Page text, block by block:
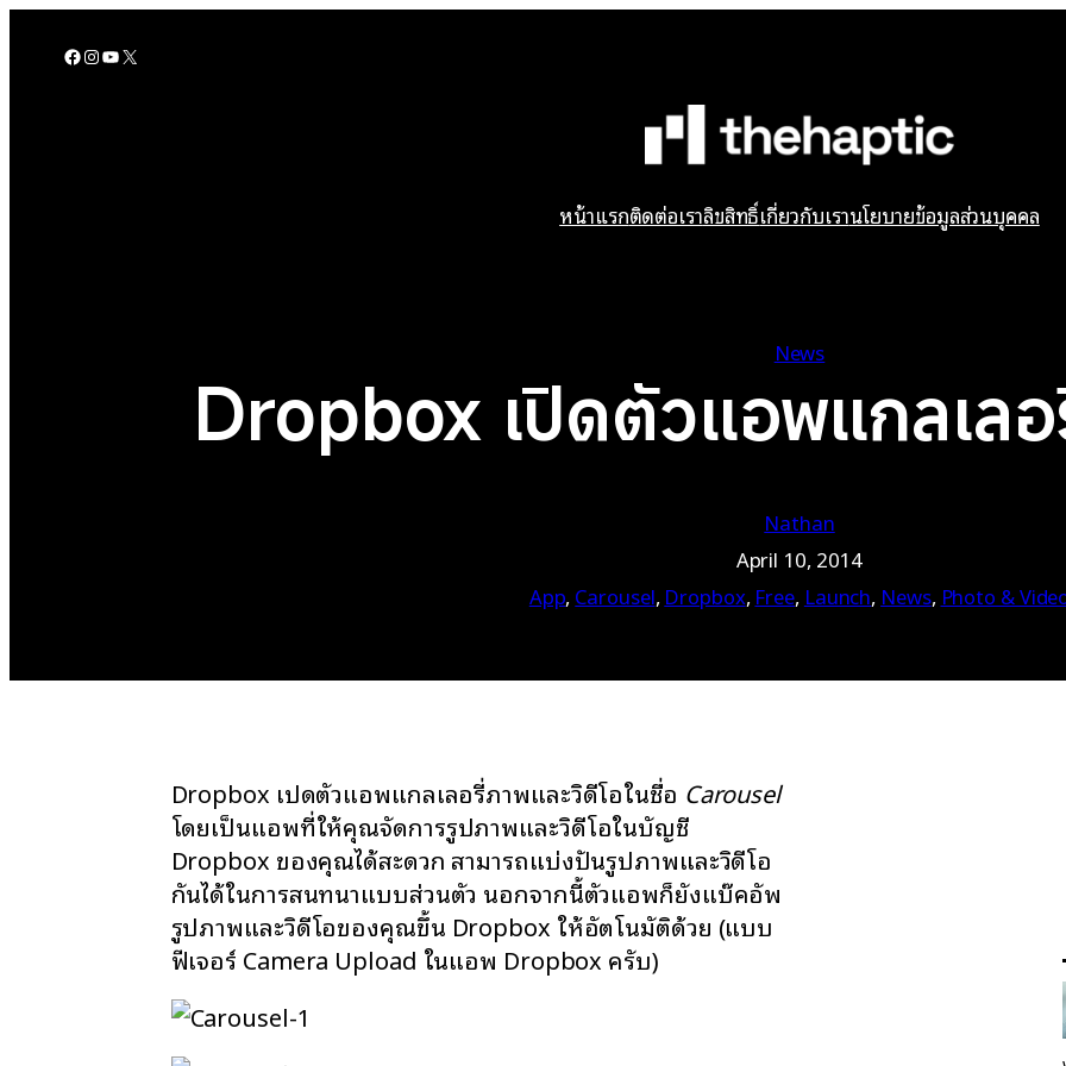
Facebook InstagramYouTube X
หน้าแรกติดต่อเราลิขสิทธิ์เกี่ยวกับเรานโยบายข้อมูลส่วนบุคคล
News
Dropbox เปิดตัวแอพแกลเล
Nathan
April 10, 2014
App, Carousel, Dropbox, Free, Launch, News, Photo &
Dropbox เปิดตัวแอพแกลเลอรี่ภาพและวิดีโอในชื่อ Carousel
โดยเป็นแอพที่ให้คุณจัดการรูปภาพและวิดีโอในบัญชี
Dropbox ของคุณได้สะดวก สามารถแบ่งปันรูปภาพและวิดีโอ
กันได้ในการสนทนาแบบส่วนตัว นอกจากนี้ตัวแอพก็ยังแบ๊คอัพ
รูปภาพและวิดีโอของคุณขึ้น Dropbox ให้อัตโนมัติด้วย (แบบ
ฟีเจอร์ Camera Upload ในแอพ Dropbox ครับ)